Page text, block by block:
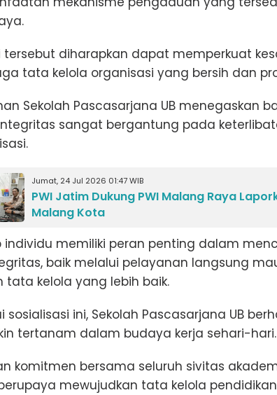
tersebut diharapkan dapat memperkuat
tata kelola organisasi yang bersih dan
Sekolah Pascasarjana UB menegaskan
sangat bergantung pada
Jumat, 24 Jul 2026 01:47 WIB
PWI Jatim Dukung PWI Malang Raya
Malang Kota
individu memiliki peran penting dalam
baik melalui pelayanan langsung
tata kelola yang lebih baik.
sosialisasi ini, Sekolah Pascasarjana UB
tertanam dalam budaya kerja sehari-hari.
komitmen bersama seluruh sivitas
mewujudkan tata kelola